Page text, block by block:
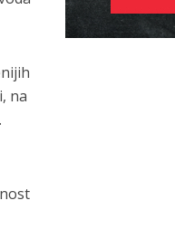
na